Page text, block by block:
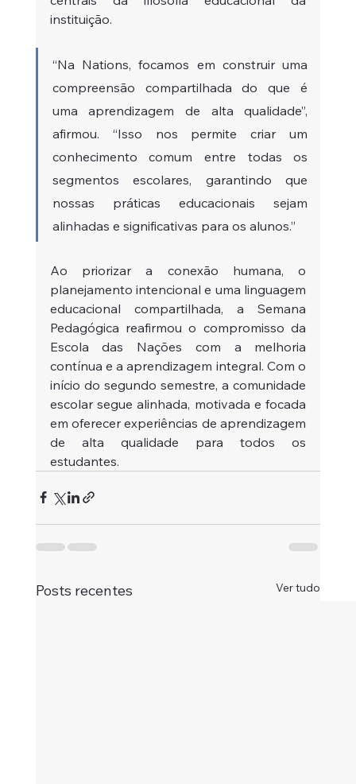
instituição.
“Na Nations, focamos em construir uma
compreensão compartilhada do que é
uma aprendizagem de alta qualidade”,
afirmou. “Isso nos permite criar um
conhecimento comum entre todas os
segmentos escolares, garantindo que
nossas práticas educacionais sejam
alinhadas e significativas para os alunos.”
Ao priorizar a conexão humana, o
planejamento intencional e uma linguagem
educacional compartilhada, a Semana
Pedagógica reafirmou o compromisso da
Escola das Nações com a melhoria
contínua e a aprendizagem integral. Com o
início do segundo semestre, a comunidade
escolar segue alinhada, motivada e focada
em oferecer experiências de aprendizagem
de alta qualidade para todos os
estudantes.
Posts recentes Ver tudo